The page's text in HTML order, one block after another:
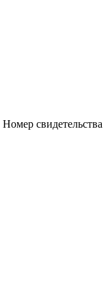
Номер свидетельства